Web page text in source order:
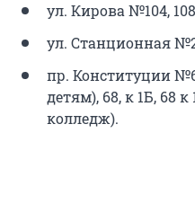
ул. Кирова №104,
ул. Станционная
пр. Конституции
детям), 68, к 1Б, 68
колледж).